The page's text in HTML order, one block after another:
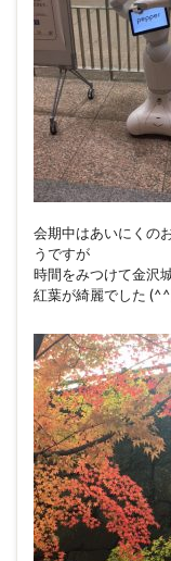
会期中はあいにくの
うですが
時間をみつけて金沢
紅葉が綺麗でした